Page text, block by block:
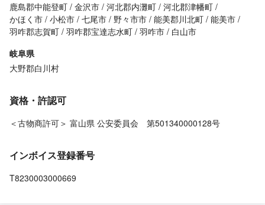
鹿島郡中能登町 金沢市 河北郡内灘町 河北郡津幡町
かほく市 小松市 七尾市 野々市市 能美郡川北町 能美市
羽咋郡志賀町 羽咋郡宝達志水町 羽咋市
白山市
岐阜県
大野郡白川村
資格・許認可
＜古物商許可＞ 富山県 公安委員会 第501340000128号
インボイス登録番号
T8230003000669